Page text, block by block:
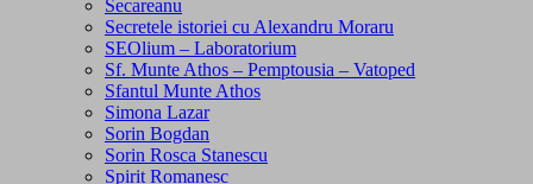
Secareanu
Secretele istoriei cu Alexandru Moraru
SEOlium – Laboratorium
Sf. Munte Athos – Pemptousia – Vatoped
Sfantul Munte Athos
Simona Lazar
Sorin Bogdan
Sorin Rosca Stanescu
Spirit Romanesc